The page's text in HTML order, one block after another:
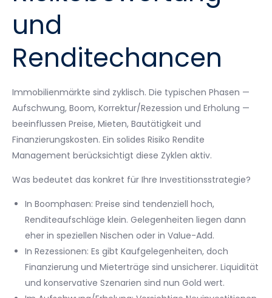
und
Renditechancen
Immobilienmärkte sind zyklisch. Die typischen Phasen —
Aufschwung, Boom, Korrektur/Rezession und Erholung —
beeinflussen Preise, Mieten, Bautätigkeit und
Finanzierungskosten. Ein solides Risiko Rendite
Management berücksichtigt diese Zyklen aktiv.
Was bedeutet das konkret für Ihre Investitionsstrategie?
In Boomphasen: Preise sind tendenziell hoch,
Renditeaufschläge klein. Gelegenheiten liegen dann
eher in speziellen Nischen oder in Value-Add.
In Rezessionen: Es gibt Kaufgelegenheiten, doch
Finanzierung und Mieterträge sind unsicherer. Liquidität
und konservative Szenarien sind nun Gold wert.